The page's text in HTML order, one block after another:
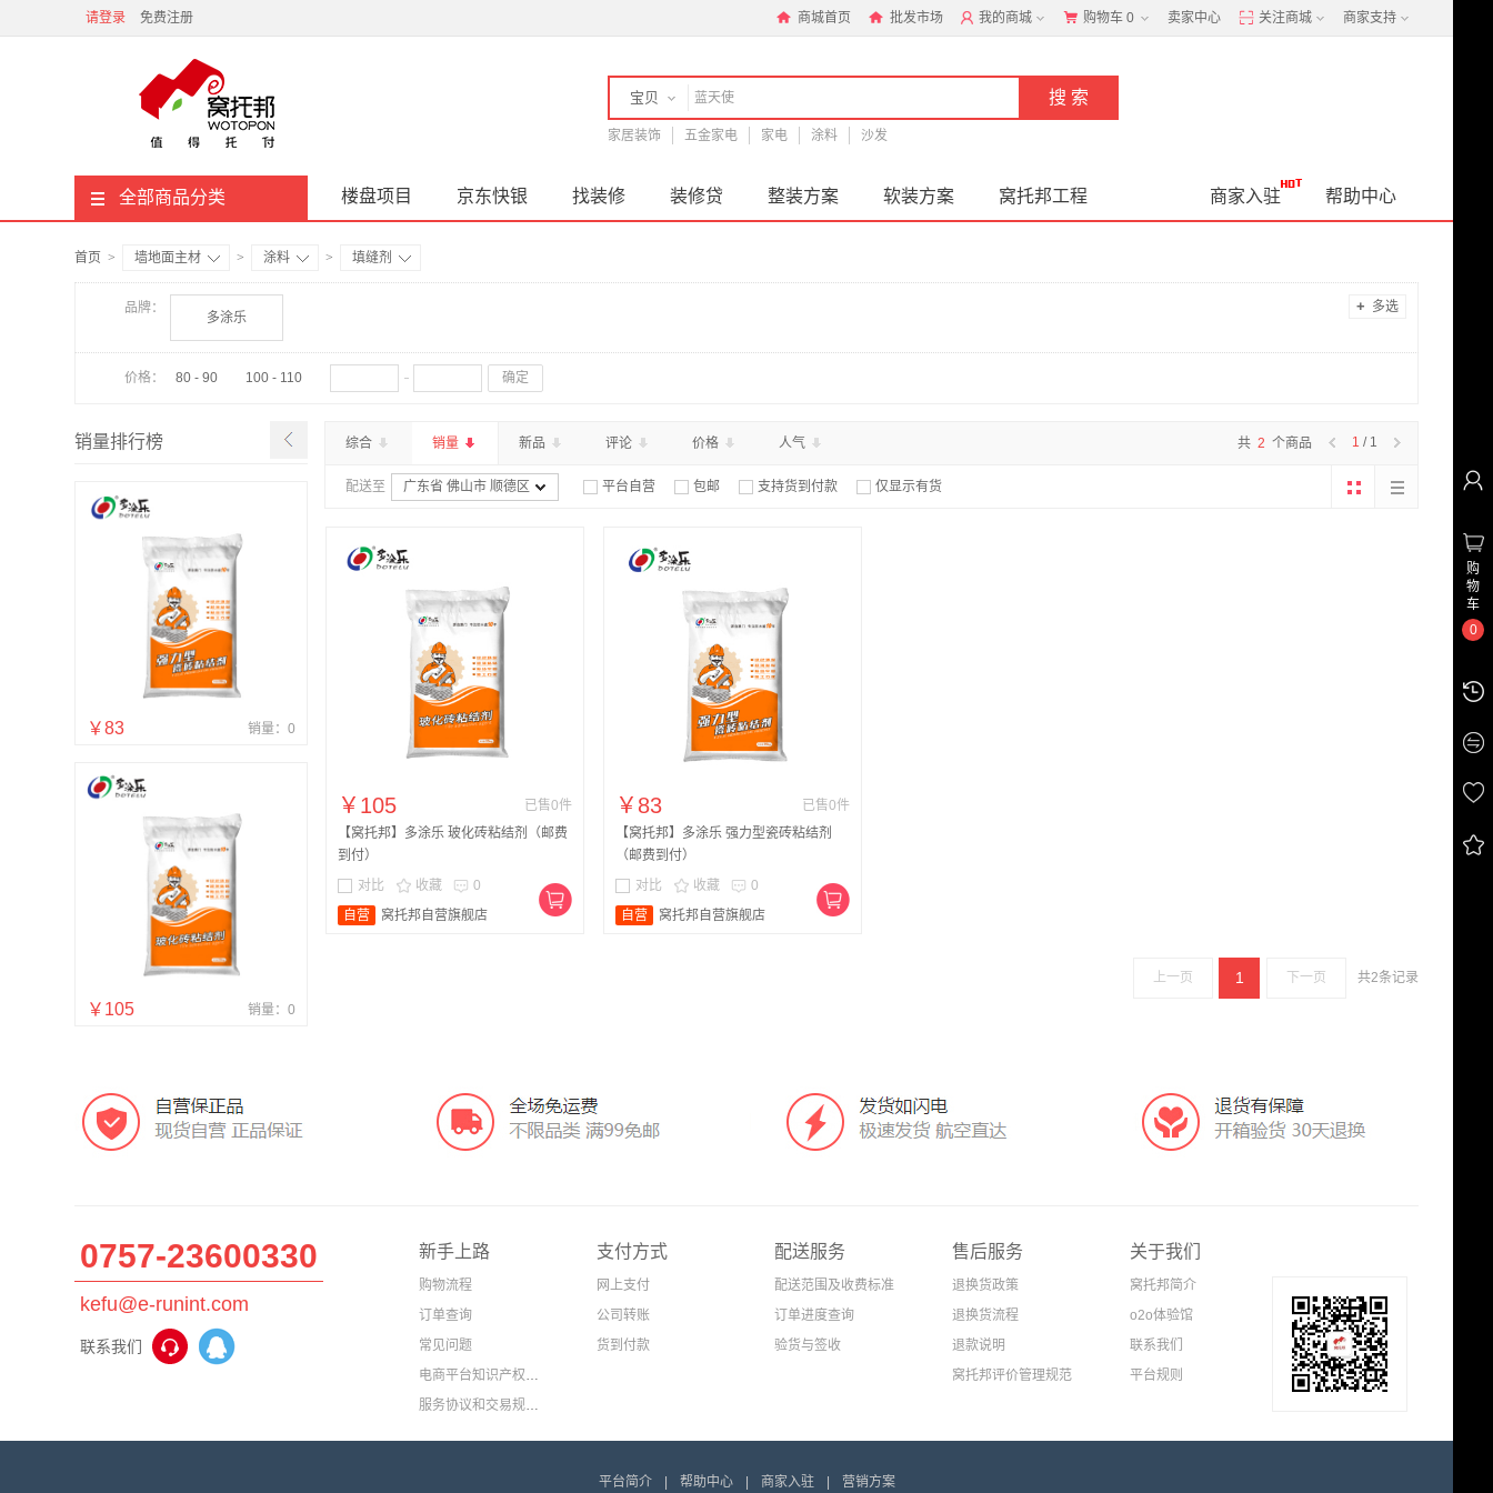
请登录 免费注册 商城首页 批发市场 我的商城 购物车 0 卖家中心 关注商城 商家支持
宝贝
店铺
家居装饰 五金家电 家电 涂料 沙发
全部商品分类 楼盘项目 京东快银 找装修 装修贷 帮助中心
商家入驻
整装方案 软装方案 窝托邦工程
首页 > 墙地面主材 > 涂料 > 填缝剂
品牌： + 多选
多涂乐
价格： 80 - 90 100 - 110 确定
销量排行榜
￥83 销量：0
￥105 销量：0
综合 销量 新品 评论 价格 人气 1 / 1
共 2 个商品
配送至 广东省 佛山市 顺德区 平台自营 包邮 支持货到付款 仅显示有货
￥105
已售0件
【窝托邦】多涂乐 玻化砖粘结剂（邮费
到付）
对比
收藏
0
自营
窝托邦自营旗舰店
￥83
已售0件
【窝托邦】多涂乐 强力型瓷砖粘结剂
（邮费到付）
对比
收藏
0
自营
窝托邦自营旗舰店
共2条记录
上一页 1 下一页
购
物
车
0
0757-23600330
kefu@e-runint.com
联系我们
新手上路
购物流程
订单查询
常见问题
电商平台知识产权侵权处理规则（2023年9月份版本）
服务协议和交易规则（2024年7月份公示版本）
支付方式
网上支付
公司转账
货到付款
配送服务
配送范围及收费标准
订单进度查询
验货与签收
售后服务
退换货政策
退换货流程
退款说明
窝托邦评价管理规范
关于我们
窝托邦简介
o2o体验馆
联系我们
平台规则
平台简介 帮助中心 商家入驻 营销方案